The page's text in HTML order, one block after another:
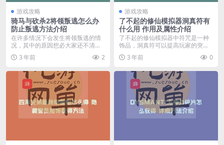
游戏攻略
骑马与砍杀2将领叛逃怎么办
防止叛逃方法介绍
在许多情况下会发生将领叛逃的情
况，其中的原因想必大家还不清
楚，下面我们就为大家带...
3 年前 2
游戏攻略
了不起的修仙模拟器洞真符有
什么用 作用及属性介绍
了不起的修仙模拟器中符咒是一种
饰品，洞真符可以提高玩家的突破
概率，很多玩家想了解...
3 年前 0